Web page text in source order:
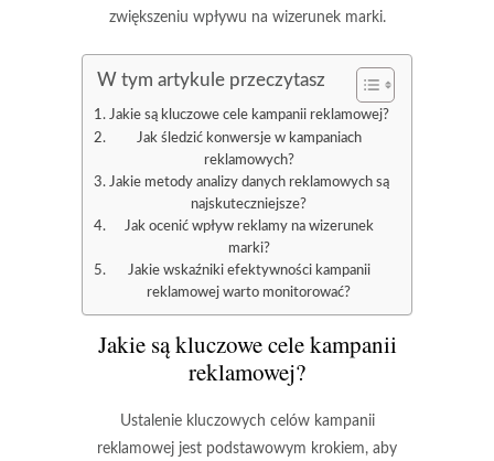
zwiększeniu wpływu na wizerunek marki.
W tym artykule przeczytasz
Jakie są kluczowe cele kampanii reklamowej?
Jak śledzić konwersje w kampaniach
reklamowych?
Jakie metody analizy danych reklamowych są
najskuteczniejsze?
Jak ocenić wpływ reklamy na wizerunek
marki?
Jakie wskaźniki efektywności kampanii
reklamowej warto monitorować?
Jakie są kluczowe cele kampanii
reklamowej?
Ustalenie kluczowych celów kampanii
reklamowej jest podstawowym krokiem, aby